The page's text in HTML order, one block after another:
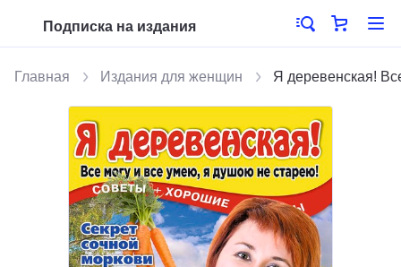
Подписка на издания
Главная Издания для женщин Я деревенская!